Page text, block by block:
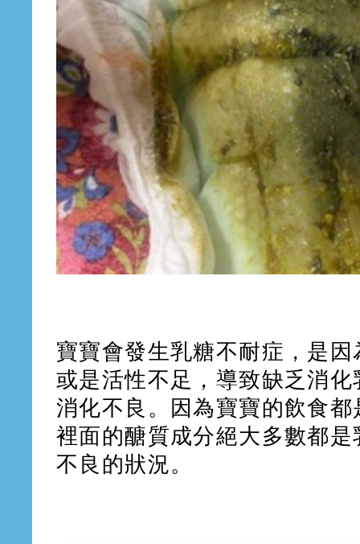
寶寶會發生乳糖不耐症，是
或是活性不足，導致缺乏消
消化不良。因為寶寶的飲食
裡面的醣質成分絕大多數都
不良的狀況。